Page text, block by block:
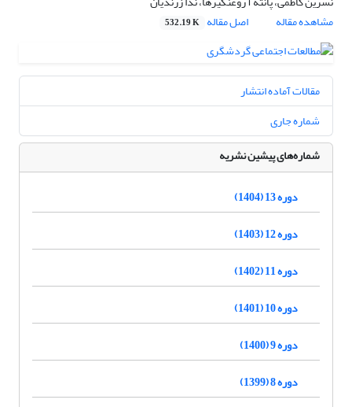
مشاهده مقاله
اصل مقاله 532.19 K
مقالات آماده انتشار
شماره جاری
شماره‌های پیشین نشریه
دوره 13 (1404)
دوره 12 (1403)
دوره 11 (1402)
دوره 10 (1401)
دوره 9 (1400)
دوره 8 (1399)